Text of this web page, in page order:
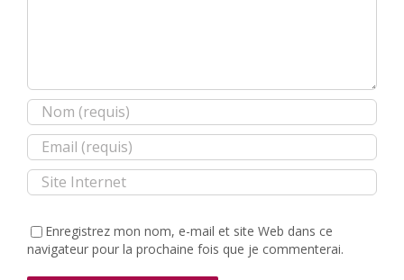
Enregistrez mon nom, e-mail et site Web dans ce
navigateur pour la prochaine fois que je commenterai.